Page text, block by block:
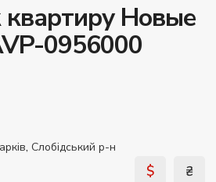
Новые
0956000
, Слобідський р-н
$ ₴